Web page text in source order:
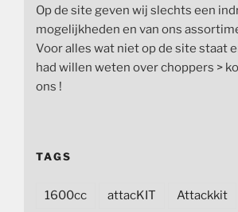
Op de site geven wij slechts een
mogelijkheden en van ons
Voor alles wat niet op de site staat
had willen weten over choppers >
ons !
TAGS
1600cc attacKIT Attackkit